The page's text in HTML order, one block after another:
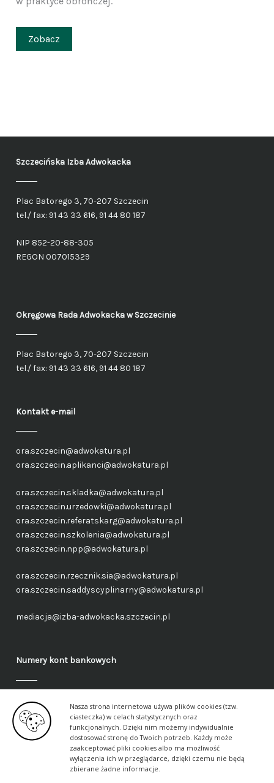
Nasza strona internetowa używa plików cookies (tzw.
ciasteczka) w celach statystycznych oraz
funkcjonalnych. Dzięki nim możemy indywidualnie
dostosować stronę do Twoich potrzeb. Każdy może
zaakceptować pliki cookies albo ma możliwość
wyłączenia ich w przeglądarce, dzięki czemu nie będą
zbierane żadne informacje.
Zobacz
Szczecińska Izba Adwokacka
Plac Batorego 3, 70-207 Szczecin
tel./ fax: 91 43 33 616, 91 44 80 187
NIP 852-20-88-305
REGON 007015329
Okręgowa Rada Adwokackaw Szczecinie
Plac Batorego 3, 70-207 Szczecin
tel./ fax: 91 43 33 616, 91 44 80 187
Kontakt e-mail
ora.szczecin@adwokatura.pl
ora.szczecin.aplikanci@adwokatura.pl
ora.szczecin.skladka@adwokatura.pl
ora.szczecin.urzedowki@adwokatura.pl
ora.szczecin.referatskarg@adwokatura.pl
ora.szczecin.szkolenia@adwokatura.pl
ora.szczecin.npp@adwokatura.pl
ora.szczecin.rzecznik.sia@adwokatura.pl
ora.szczecin.saddyscyplinarny@adwokatura.pl
mediacja@izba-adwokacka.szczecin.pl
Numery kont bankowych
Fundusz administracyjny – ogólny
40 1050 1559 1000 0090 3288 6591
Fundusz aplikancki – ogólny
17 1050 1559 1000 0090 3288 6617